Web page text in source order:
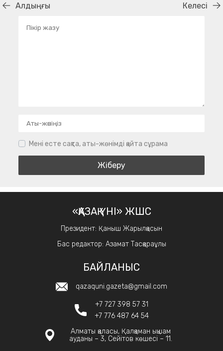
Алдыңғы Келесі
Мені есте сақта, аты-жөнімді қайта сұрама
«ҚАЗАҚ ҮНІ» ЖШС
Президент: Қаныш Жарылқасын
Бас редактор: Азамат Тасқараұлы
БАЙЛАНЫС
qazaquni.gazeta@gmail.com
+7 727 398 57 31
+7 776 487 64 54
Алматы қаласы, Қалқаман ықшам
ауданы – 3, Сейітов көшесі – 11.